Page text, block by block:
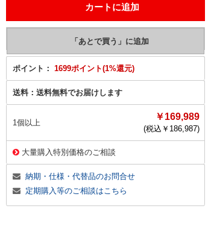
ポイント： 1699ポイント(1%還元)
送料： 送料無料でお届けします
1個以上
￥169,989
(税込￥ 186,987)
大量購入特別価格のご相談
納期・仕様・代替品のお問合せ
定期購入等のご相談はこちら